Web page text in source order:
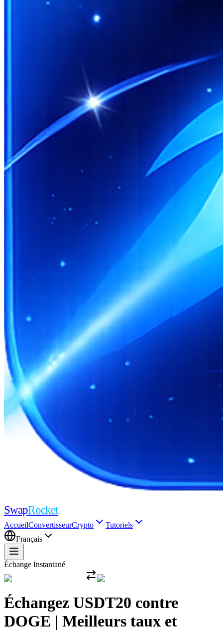
SwapRocket
AccueilConvertisseurCrypto
Tutoriels
Français
Échange Instantané
Échangez USDT20 contre
DOGE | Meilleurs taux et